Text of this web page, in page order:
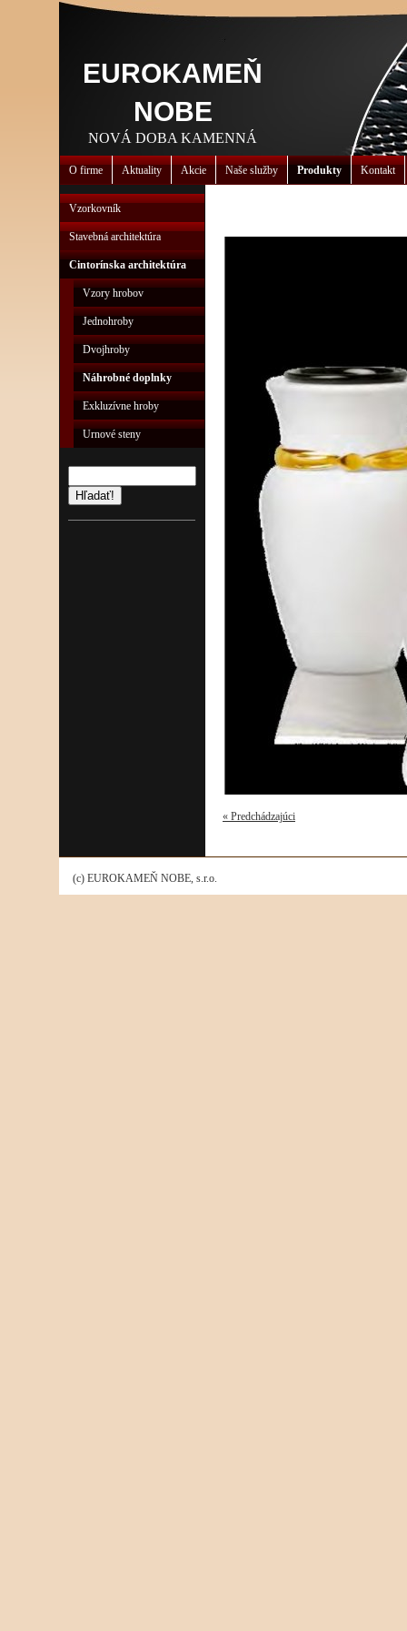
EUROKAMEŇ
NOBE
NOVÁ DOBA KAMENNÁ
O firme Aktuality Akcie Naše služby Produkty Kontakt
Vzorkovník
Stavebná architektúra
Cintorínska architektúra
Vzory hrobov
Jednohroby
Dvojhroby
Náhrobné doplnky
Exkluzívne hroby
Urnové steny
Hľadať!
« Predchádzajúci
(c) EUROKAMEŇ NOBE, s.r.o.